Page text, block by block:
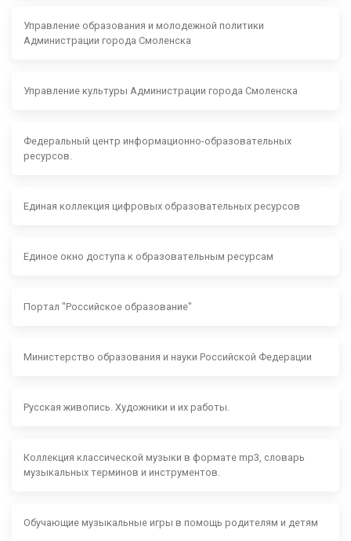
Управление образования и молодежной политики
Администрации города Смоленска
Управление культуры Администрации города Смоленска
Федеральный центр информационно-образовательных
ресурсов.
Единая коллекция цифровых образовательных ресурсов
Единое окно доступа к образовательным ресурсам
Портал "Российское образование"
Министерство образования и науки Российской Федерации
Русская живопись. Художники и их работы.
Коллекция классической музыки в формате mp3, словарь
музыкальных терминов и инструментов.
Обучающие музыкальные игры в помощь родителям и детям